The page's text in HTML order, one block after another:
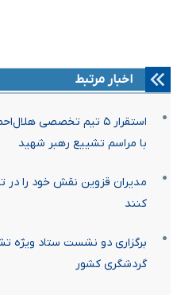
اخبار مرتبط
استقرار ۵ تیم تخصصی
با مراسم تشییع رهبر شهید
مدیران قزوین نقش خود را در
کنند
برگزاری دو نشست ستاد ویژه
گردشگری کشور